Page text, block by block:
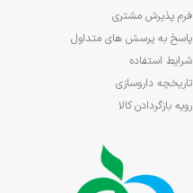
فرم پذیرش مشتری
پاسخ به پرسش های متداول
شرایط استفاده
تاریخچه داروسازی
رویه بازگردادن کالا